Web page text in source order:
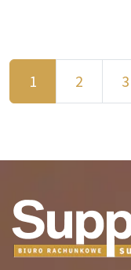
1 2 3